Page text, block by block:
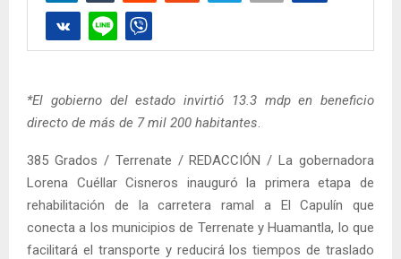
*El gobierno del estado invirtió 13.3 mdp en beneficio
directo de más de 7 mil 200 habitantes
385 Grados / Terrenate / REDACCIÓN / La gobernadora
Lorena Cuéllar Cisneros inauguró la primera etapa de
rehabilitación de la carretera ramal a El Capulín que
conecta a los municipios de Terrenate y Huamantla, lo que
facilitará el transporte y reducirá los tiempos de traslado